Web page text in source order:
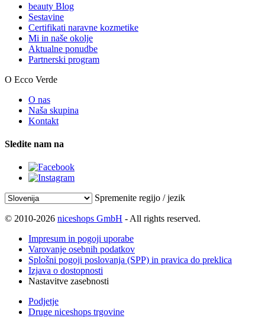
beauty Blog
Sestavine
Certifikati naravne kozmetike
Mi in naše okolje
Aktualne ponudbe
Partnerski program
O Ecco Verde
O nas
Naša skupina
Kontakt
Sledite nam na
Spremenite regijo / jezik
© 2010-2026 niceshops GmbH - All rights reserved.
Impresum in pogoji uporabe
Varovanje osebnih podatkov
Splošni pogoji poslovanja (SPP) in pravica do preklica
Izjava o dostopnosti
Nastavitve zasebnosti
Podjetje
Druge niceshops trgovine